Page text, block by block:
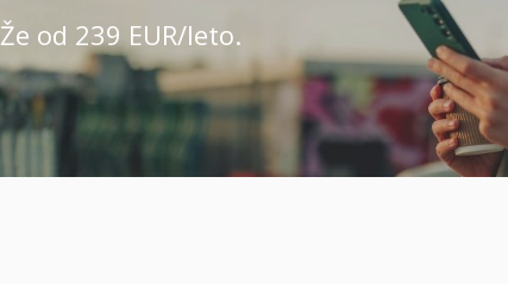
Že od 239 EUR/leto.